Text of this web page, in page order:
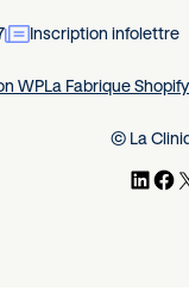
Inscription infolettre
WPLa Fabrique Shopify
© La